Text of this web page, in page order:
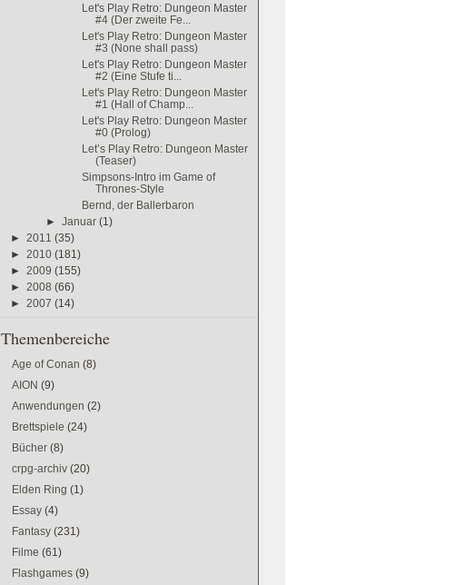
Let's Play Retro: Dungeon Master
#4 (Der zweite Fe...
Let's Play Retro: Dungeon Master
#3 (None shall pass)
Let's Play Retro: Dungeon Master
#2 (Eine Stufe ti...
Let's Play Retro: Dungeon Master
#1 (Hall of Champ...
Let's Play Retro: Dungeon Master
#0 (Prolog)
Let’s Play Retro: Dungeon Master
(Teaser)
Simpsons-Intro im Game of
Thrones-Style
Bernd, der Ballerbaron
►
Januar(1)
► 2011 (35)
► 2010 (181)
► 2009 (155)
► 2008 (66)
► 2007 (14)
Themenbereiche
Age of Conan (8)
AION (9)
Anwendungen (2)
Brettspiele (24)
Bücher (8)
crpg-archiv (20)
Elden Ring (1)
Essay (4)
Fantasy (231)
Filme (61)
Flashgames (9)